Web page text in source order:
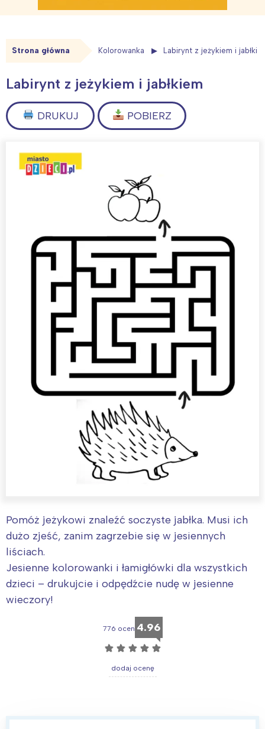
Strona główna Kolorowanka Labirynt z jeżykiem i
Labirynt z jeżykiem i jabłkiem
DRUKUJ POBIERZ
Pomóż jeżykowi znaleźć soczyste jabłka. Musi ich
dużo zjeść, zanim zagrzebie się w jesiennych
liściach.
Jesienne kolorowanki i łamigłówki dla wszystkich
dzieci – drukujcie i odpędźcie nudę w jesienne
wieczory!
776 ocen 4.96
☆ ☆ ☆ ☆ ☆
dodaj ocenę